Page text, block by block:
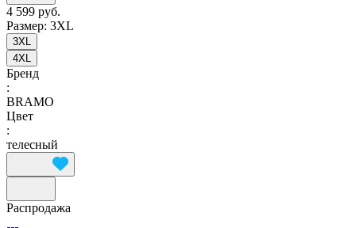
4 599 руб.
Размер: 3XL
3XL
4XL
Бренд
:
BRAMO
Цвет
:
телесный
Распродажа